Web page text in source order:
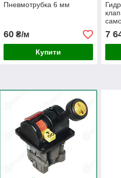
Пневмотрубка 6 мм
60₴/м
Купити
7